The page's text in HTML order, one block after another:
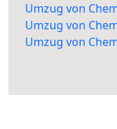
Umzug von
Umzug von
Umzug von